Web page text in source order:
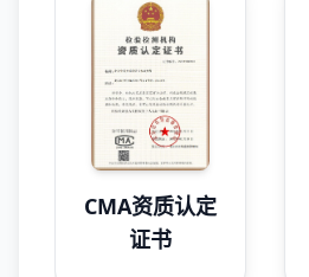
CMA资质认定
证书